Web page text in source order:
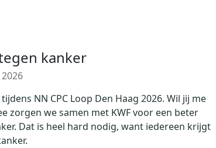
kanker
NN CPC Loop Den Haag 2026. Wil jij me
zorgen we samen met KWF voor een beter
Dat is heel hard nodig, want iedereen krijgt